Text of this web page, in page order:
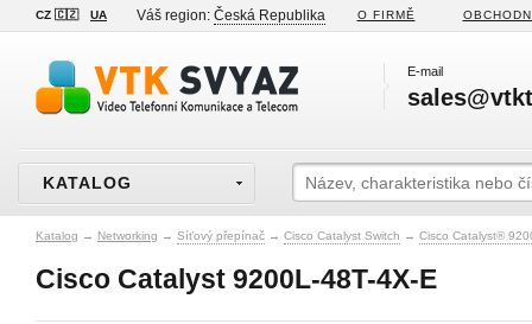
CZ 🇨🇿 UA Váš region: Česká Republika O FIRMĚ
E-mail
KATALOG
Katalog → Networking → Síťový přepínač → Cisco Catalyst Switch → Cisco Catalyst®
Cisco Catalyst 9200L-48T-4X-E